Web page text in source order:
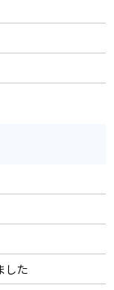
した